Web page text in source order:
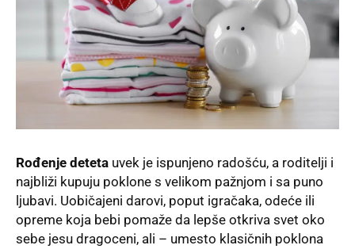
Rođenje deteta uvek je ispunjeno radošću, a roditelji i
najbliži kupuju poklone s velikom pažnjom i sa puno
ljubavi. Uobičajeni darovi, poput igračaka, odeće ili
opreme koja bebi pomaže da lepše otkriva svet oko
sebe jesu dragoceni, ali – umesto klasičnih poklona